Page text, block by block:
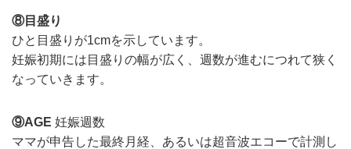
⑧目盛り
ひと目盛りが1cmを示しています。
妊娠初期には目盛りの幅が広く、週数が進むにつれて狭く
なっていきます。
⑨AGE 妊娠週数
ママが申告した最終月経、あるいは超音波エコーで計測し